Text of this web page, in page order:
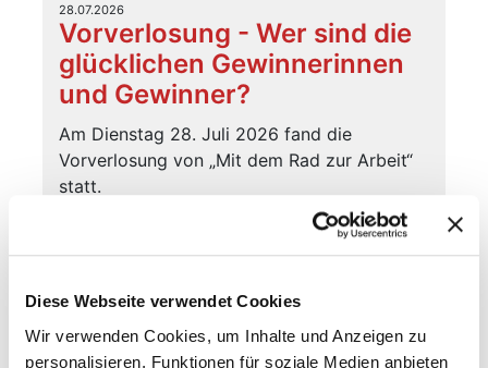
Diese Webseite verwendet Cookies
Wir verwenden Cookies, um Inhalte und Anzeigen zu
personalisieren, Funktionen für soziale Medien anbieten
28.07.2026
Vorverlosung - Wer sind die
glücklichen Gewinnerinnen
und Gewinner?
Am Dienstag 28. Juli 2026 fand die
Vorverlosung von „Mit dem Rad zur Arbeit“
statt.